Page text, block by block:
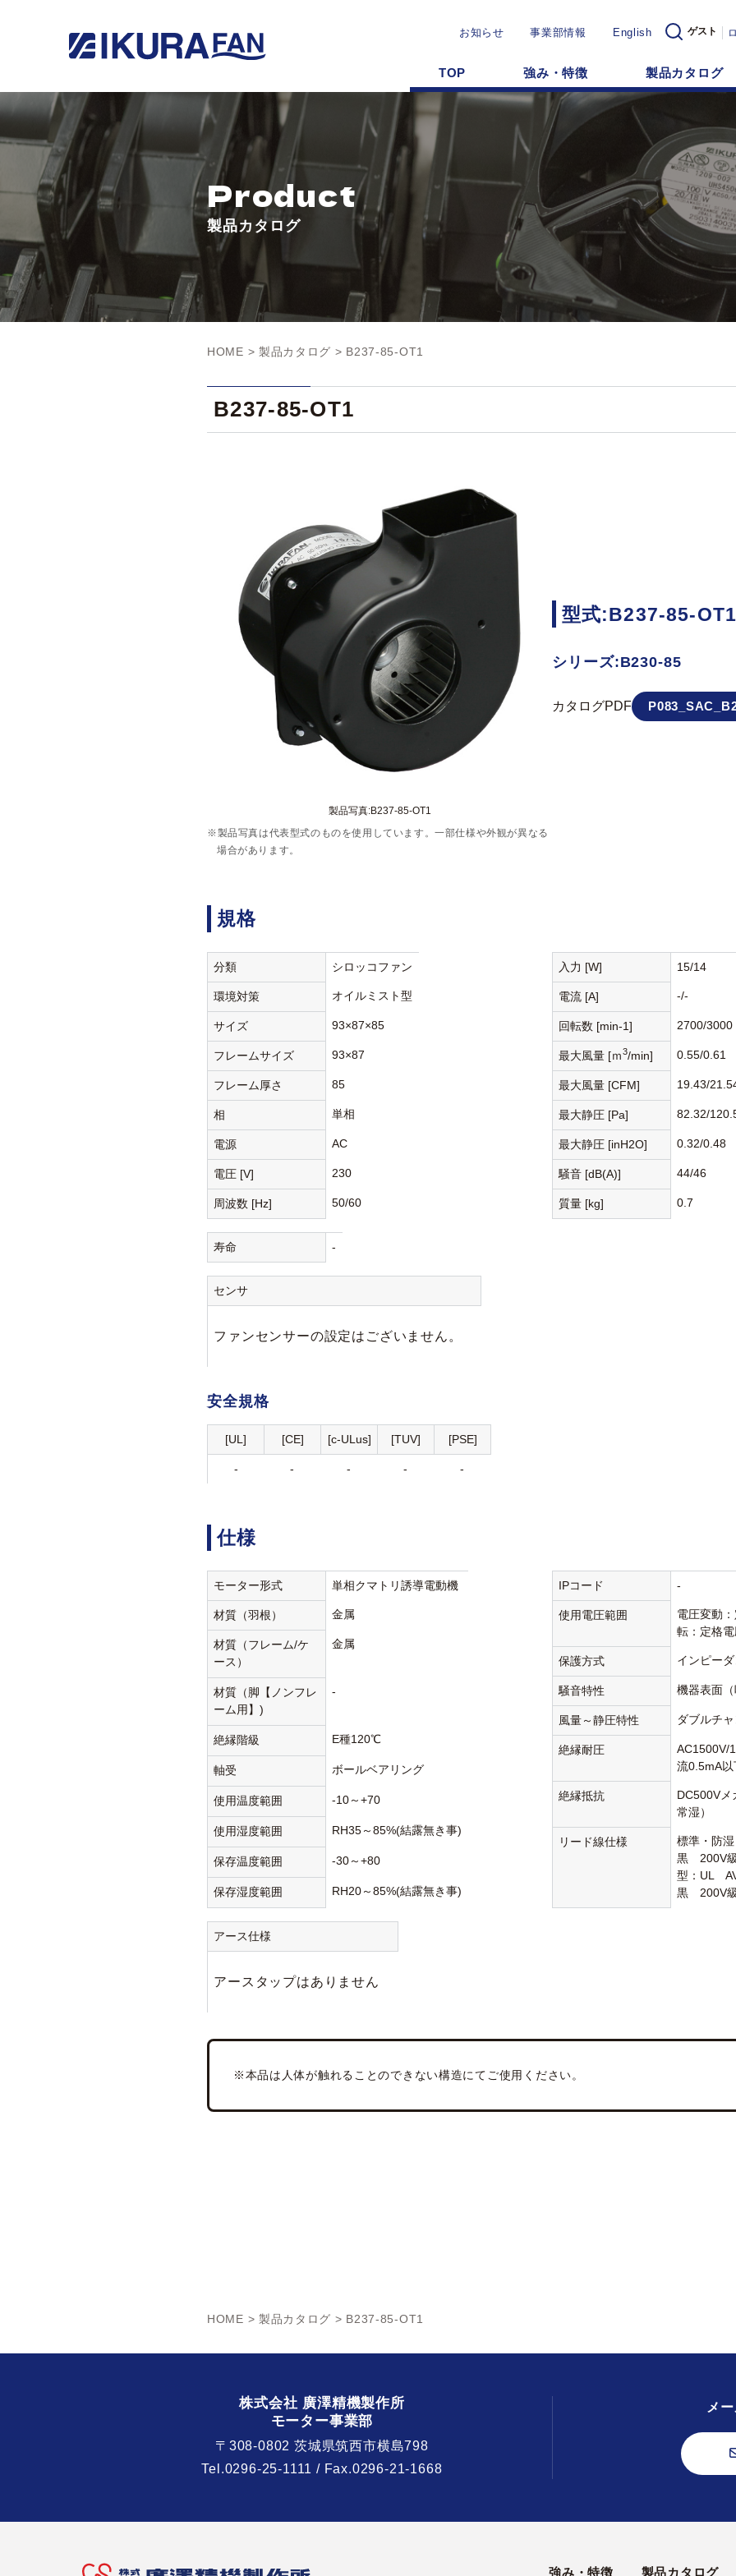
お知らせ 事業部情報 English ゲスト
TOP 強み・特徴 製品カタログ
Product
製品カタログ
HOME > 製品カタログ > B237-85-OT1
B237-85-OT1
製品写真:B237-85-OT1
※製品写真は代表型式のものを使用しています。一部仕様や外観が異なる
場合があります。
型式:B237-85-OT1
シリーズ:B230-85
カタログPDF
規格
分類 シロッコファン
環境対策 オイルミスト型
サイズ 93×87×85
フレームサイズ 93×87
フレーム厚さ 85
相 単相
電源 AC
電圧 [V] 230
周波数 [Hz] 50/60
入力 [W] 15/14
電流 [A] -/-
回転数 [min-1] 2700/3000
最大風量 [ｍ3/min] 0.55/0.61
最大風量 [CFM] 19.43/
最大静圧 [Pa] 82.32/
最大静圧 [inH2O] 0.32/0.48
騒音 [dB(A)] 44/46
質量 [kg] 0.7
寿命 -
センサ
ファンセンサーの設定はございません。
安全規格
[UL] [CE] [c-ULus] [TUV] [PSE]
- - - - -
仕様
モーター形式 単相クマトリ誘導電動機
材質（羽根） 金属
材質（フレーム/ケ
ース）
金属
材質（脚【ノンフレ
ーム用】)
-
絶縁階級 E種120℃
軸受 ボールベアリング
使用温度範囲 -10～+70
使用湿度範囲 RH35～85%(結露無き事)
保存温度範囲 -30～+80
保存湿度範囲 RH20～85%(結露無き事)
IPコード -
使用電圧範囲
電圧変動
転：定格
保護方式 インピー
騒音特性 機器表面
風量～静圧特性 ダブルチ
絶縁耐圧
AC1500V/
流0.5mA
絶縁抵抗
DC500V
常湿）
リード線仕様
標準・防
黒 200V級
型：UL
黒 200V
アース仕様
アースタップはありません
※本品は人体が触れることのできない構造にてご使用ください。
HOME > 製品カタログ > B237-85-OT1
メ
株式会社 廣澤精機製作所
モーター事業部
〒308-0802 茨城県筑西市横島798
Tel.0296-25-1111 / Fax.0296-21-1668
強み・特徴 製品カタログ